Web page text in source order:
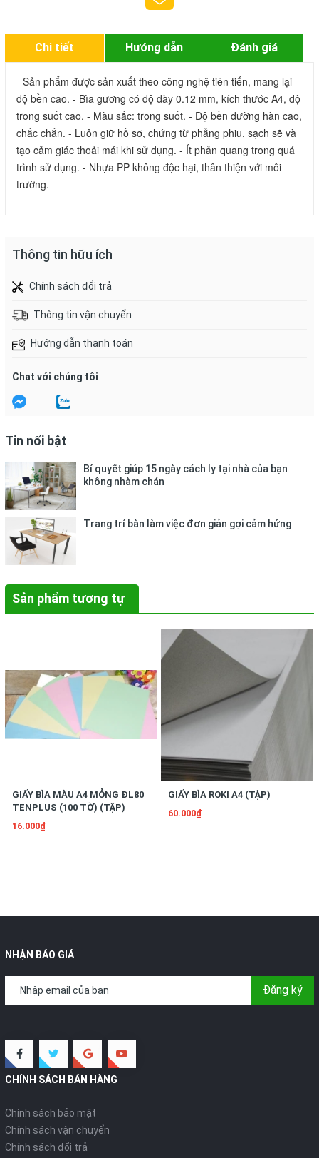
Chi tiết Hướng dẫn Đánh giá
- Sản phẩm được sản xuất theo công nghệ tiên tiến, mang lại
độ bền cao. - Bìa gương có độ dày 0.12 mm, kích thước A4, độ
trong suốt cao. - Màu sắc: trong suốt. - Độ bền đường hàn cao,
chắc chắn. - Luôn giữ hồ sơ, chứng từ phẳng phiu, sạch sẽ và
tạo cảm giác thoải mái khi sử dụng. - Ít phản quang trong quá
trình sử dụng. - Nhựa PP không độc hại, thân thiện với môi
trường.
Thông tin hữu ích
Chính sách đổi trả
Thông tin vận chuyển
Hướng dẫn thanh toán
Chat với chúng tôi
Tin nổi bật
Bí quyết giúp 15 ngày cách ly tại nhà của bạn
không nhàm chán
Trang trí bàn làm việc đơn giản gợi cảm hứng
Sản phẩm tương tự
GIẤY BÌA MÀU A4 MỎNG ĐL80
TENPLUS (100 TỜ) (TẬP)
16.000₫
GIẤY BÌA ROKI A4 (TẬP)
60.000₫
NHẬN BÁO GIÁ
Đăng ký
CHÍNH SÁCH BÁN HÀNG
Chính sách bảo mật
Chính sách vận chuyển
Chính sách đổi trả